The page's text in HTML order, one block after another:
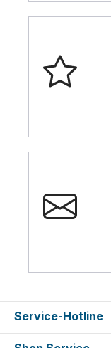
Service-Hotline